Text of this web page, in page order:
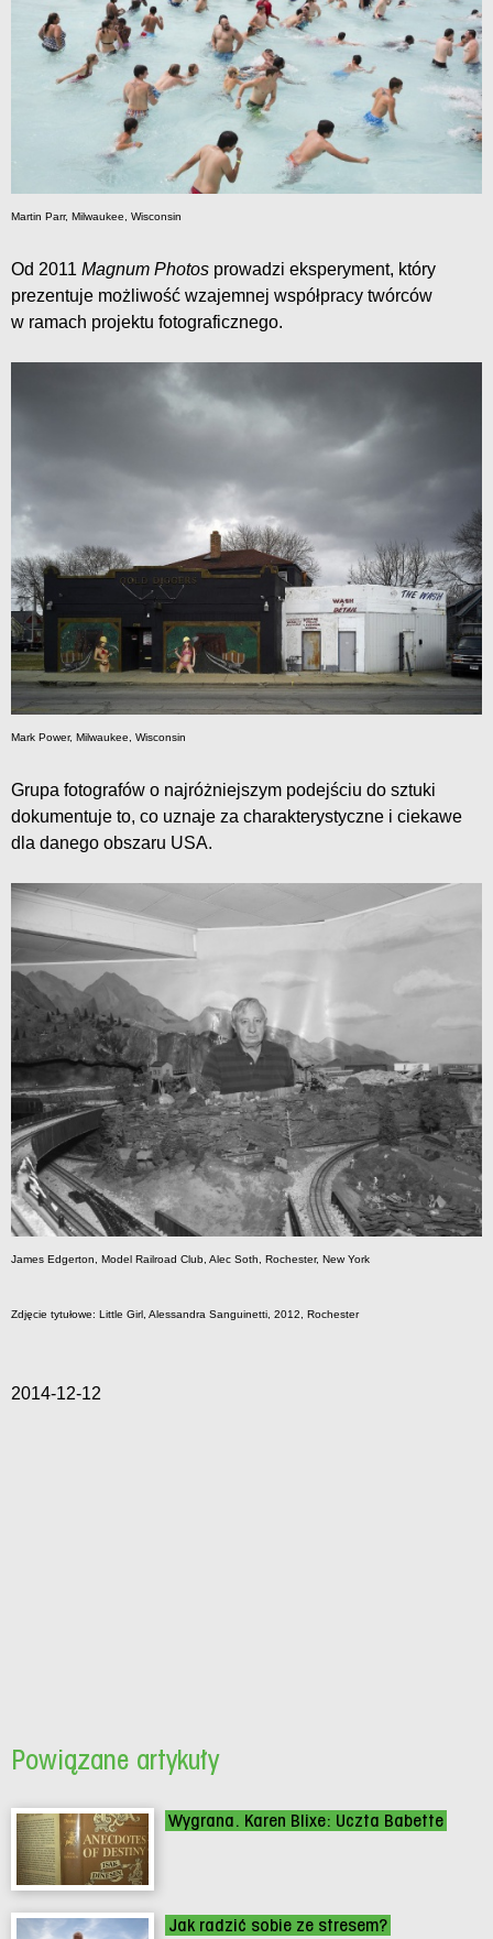
Martin Parr, Milwaukee, Wisconsin
Od 2011 Magnum Photos prowadzi eksperyment, który
prezentuje możliwość wzajemnej współpracy twórców
w ramach projektu fotograficznego.
Mark Power, Milwaukee, Wisconsin
Grupa fotografów o najróżniejszym podejściu do sztuki
dokumentuje to, co uznaje za charakterystyczne i ciekawe
dla danego obszaru USA.
James Edgerton, Model Railroad Club, Alec Soth, Rochester, New York
Zdjęcie tytułowe: Little Girl, Alessandra Sanguinetti, 2012, Rochester
2014-12-12
Powiązane artykuły
Wygrana. Karen Blixe: Uczta Babette
Jak radzić sobie ze stresem?